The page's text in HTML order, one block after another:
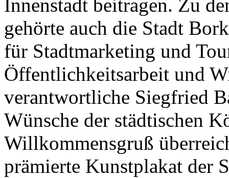
Innenstadt beitragen. Zu
gehörte auch die Stadt
für Stadtmarketing und
Öffentlichkeitsarbeit und
verantwortliche Siegfried
Wünsche der städtischen
Willkommensgruß
prämierte Kunstplakat der